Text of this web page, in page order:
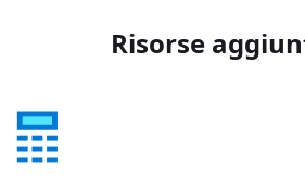
Risorse